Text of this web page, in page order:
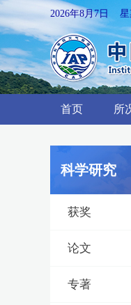
2026年8月7日 星
首页 所
科学研究
获奖
论文
专著